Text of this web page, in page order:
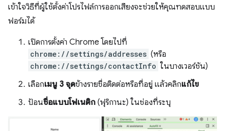
เข้าใจวิธีที่ผู้ใช้ตั้งค่าโปรไฟล์การออกเสียงจะช่วยให้คุณทดสอบแบบ
ฟอร์มได้
เปิดการตั้งค่า Chrome โดยไปที่
chrome://settings/addresses (หรือ
chrome://settings/contactInfo ในบางเวอร์ชัน)
เลือกเมนู 3 จุดข้างรายชื่อติดต่อหรือที่อยู่ แล้วคลิกแก้ไข
ป้อนชื่อแบบโฟเนติก (ฟุริกานะ) ในช่องที่ระบุ